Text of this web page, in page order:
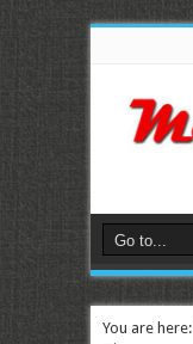
You are here: